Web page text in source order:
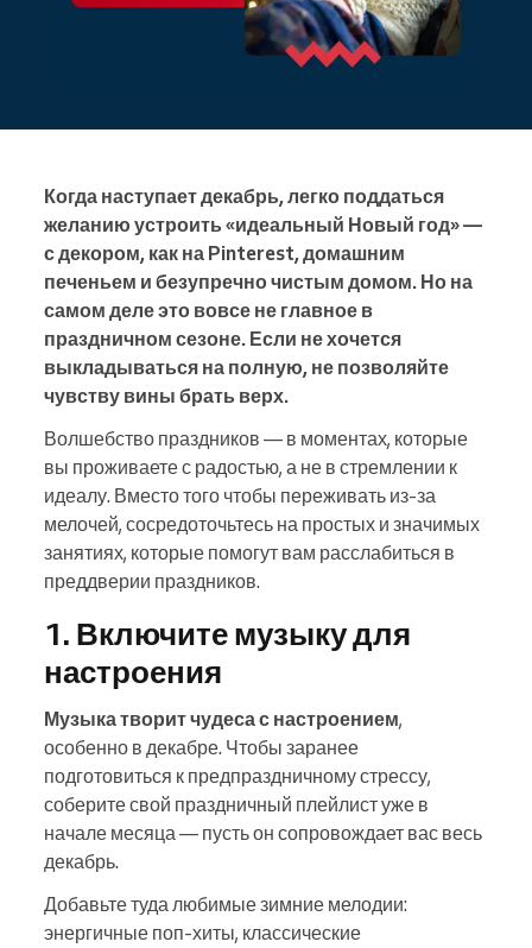
Когда наступает декабрь, легко поддаться
желанию устроить «идеальный Новый год» —
с декором, как на Pinterest, домашним
печеньем и безупречно чистым домом. Но на
самом деле это вовсе не главное в
праздничном сезоне. Если не хочется
выкладываться на полную, не позволяйте
чувству вины брать верх.
Волшебство праздников — в моментах, которые
вы проживаете с радостью, а не в стремлении к
идеалу. Вместо того чтобы переживать из‑за
мелочей, сосредоточьтесь на простых и значимых
занятиях, которые помогут вам расслабиться в
преддверии праздников.
1. Включите музыку для
настроения
Музыка творит чудеса с настроением,
особенно в декабре. Чтобы заранее
подготовиться к предпраздничному стрессу,
соберите свой праздничный плейлист уже в
начале месяца — пусть он сопровождает вас весь
декабрь.
Добавьте туда любимые зимние мелодии:
энергичные поп‑хиты, классические